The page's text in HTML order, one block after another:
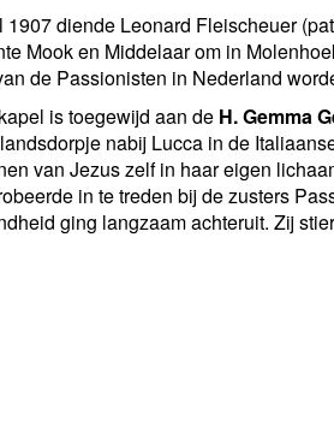
1907 diende Leonard Fleischeuer
Mook en Middelaar om in
de Passionisten in Nederland
is toegewijd aan de H. Gemma
nabij Lucca in de
van Jezus zelf in haar eigen
in te treden bij de zusters
ging langzaam achteruit. Zij